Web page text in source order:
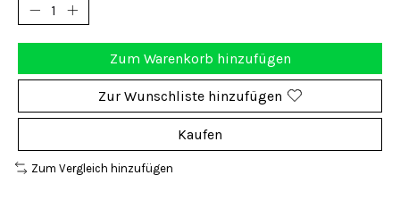
Zum Warenkorb hinzufügen
Zur Wunschliste hinzufügen
Kaufen
Zum Vergleich hinzufügen